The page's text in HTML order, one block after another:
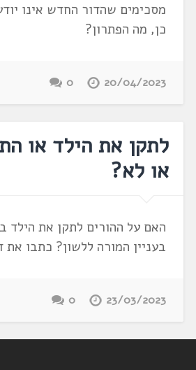
מסכימים שהדור החדש אינו
כן, מה הפתרון?
20/04/2023
0
לתקן את הילד או
או לא?
האם על ההורים לתקן את הילד
בעניין המורה ללשון? כתבו
23/03/2023
0